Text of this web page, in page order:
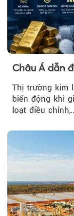
Châu Á dẫn
Thị trường kim
biến động khi
loạt điều